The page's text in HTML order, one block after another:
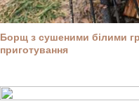
Борщ з сушеними білими
приготування